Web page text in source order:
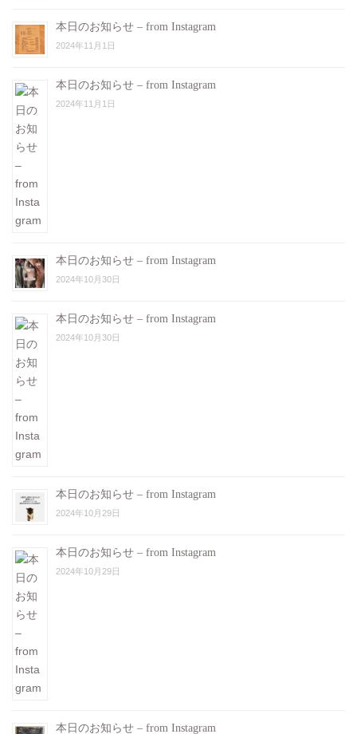
本日のお知らせ – from Instagram
2024年11月1日
本日のお知らせ – from Instagram
2024年11月1日
本日のお知らせ – from Instagram
2024年10月30日
本日のお知らせ – from Instagram
2024年10月30日
本日のお知らせ – from Instagram
2024年10月29日
本日のお知らせ – from Instagram
2024年10月29日
本日のお知らせ – from Instagram